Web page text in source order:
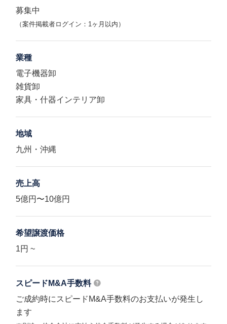
募集中
（案件掲載者ログイン：1ヶ月以内）
業種
電子機器卸
雑貨卸
家具・什器インテリア卸
地域
九州・沖縄
売上高
5億円〜10億円
希望譲渡価格
1円 ~
スピードM&A手数料
ご成約時にスピードM&A手数料のお支払いが発生し
ます